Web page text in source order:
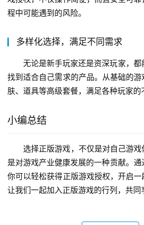
程中可能遇到的风险。
多样化选择，满足不同需求
无论是新手玩家还是资深玩家，
找到适合自己需求的产品。从基础的
肤、道具等高级套餐，满足各种玩家的
小编总结
选择正版游戏，不仅是对自己游
是对游戏产业健康发展的一种贡献。通
你可以轻松获得正版游戏授权，开启一
让我们一起加入正版游戏的行列，共同